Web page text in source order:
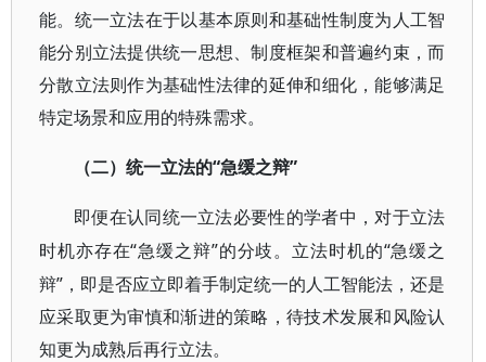
能。统一立法在于以基本原则和基础性制度为人工智
能分别立法提供统一思想、制度框架和普遍约束，而
分散立法则作为基础性法律的延伸和细化，能够满足
特定场景和应用的特殊需求。
（二）统一立法的“急缓之辩”
即便在认同统一立法必要性的学者中，对于立法
时机亦存在“急缓之辩”的分歧。立法时机的“急缓之
辩”，即是否应立即着手制定统一的人工智能法，还是
应采取更为审慎和渐进的策略，待技术发展和风险认
知更为成熟后再行立法。